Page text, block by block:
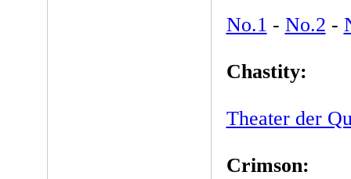
No.1 - No.2 -
Chastity:
Theater der
Crimson: